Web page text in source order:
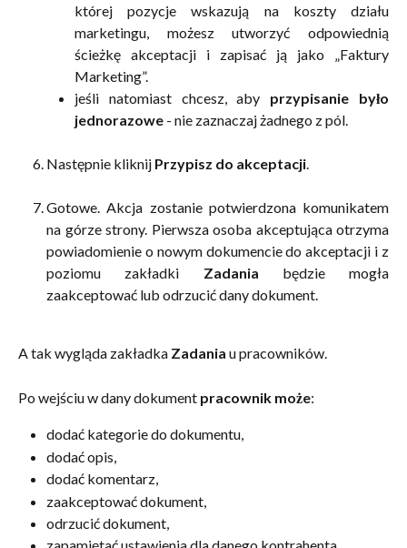
której pozycje wskazują na koszty działu
marketingu, możesz utworzyć odpowiednią
ścieżkę akceptacji i zapisać ją jako „Faktury
Marketing”.
jeśli natomiast chcesz, aby przypisanie było
jednorazowe - nie zaznaczaj żadnego z pól.
Następnie kliknij Przypisz do akceptacji
Gotowe. Akcja zostanie potwierdzona komunikatem
na górze strony. Pierwsza osoba akceptująca otrzyma
powiadomienie o nowym dokumencie do akceptacji i z
poziomu zakładki Zadania będzie mogła
zaakceptować lub odrzucić dany dokument.
A tak wygląda zakładka Zadania u pracowników.
Po wejściu w dany dokument pracownik może:
dodać kategorie do dokumentu,
dodać opis,
dodać komentarz,
zaakceptować dokument,
odrzucić dokument,